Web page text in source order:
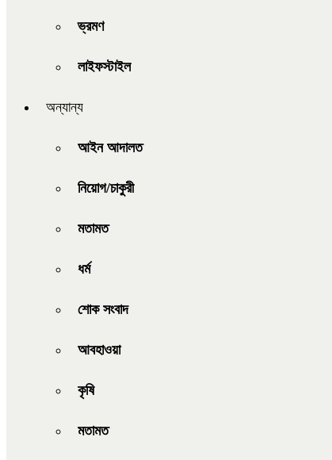
ভ্রমণ
লাইফস্টাইল
অন্যান্য
আইন আদালত
নিয়োগ/চাকুরী
মতামত
ধর্ম
শোক সংবাদ
আবহাওয়া
কৃষি
মতামত